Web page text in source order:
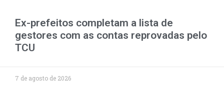
Ex-prefeitos completam a lista de
gestores com as contas reprovadas pelo
TCU
7 de agosto de 2026